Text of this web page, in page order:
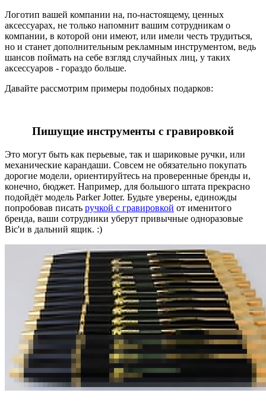
Логотип вашей компании на, по-настоящему, ценных
аксессуарах, не только напомнит вашим сотрудникам о
компании, в которой они имеют, или имели честь трудиться,
но и станет дополнительным рекламным инструментом, ведь
шансов поймать на себе взгляд случайных лиц, у таких
аксессуаров - гораздо больше.
Давайте рассмотрим примеры подобных подарков:
Пишущие инструменты с гравировкой
Это могут быть как перьевые, так и шариковые ручки, или
механические карандаши. Совсем не обязательно покупать
дорогие модели, ориентируйтесь на проверенные бренды и,
конечно, бюджет. Например, для большого штата прекрасно
подойдёт модель Parker Jotter. Будьте уверены, единожды
попробовав писать ручкой с гравировкой от именитого
бренда, ваши сотрудники уберут привычные одноразовые
Bic'и в дальний ящик. :)